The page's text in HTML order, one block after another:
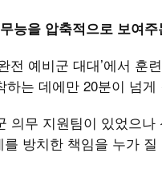
능을 압축적으로 보여
전 예비군 대대’에서
는 데에만 20분이 넘
의무 지원팀이 있었으
방치한 책임을 누가